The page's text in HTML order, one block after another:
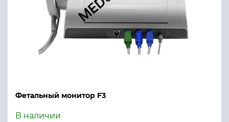
Фетальный монитор F3
В наличии